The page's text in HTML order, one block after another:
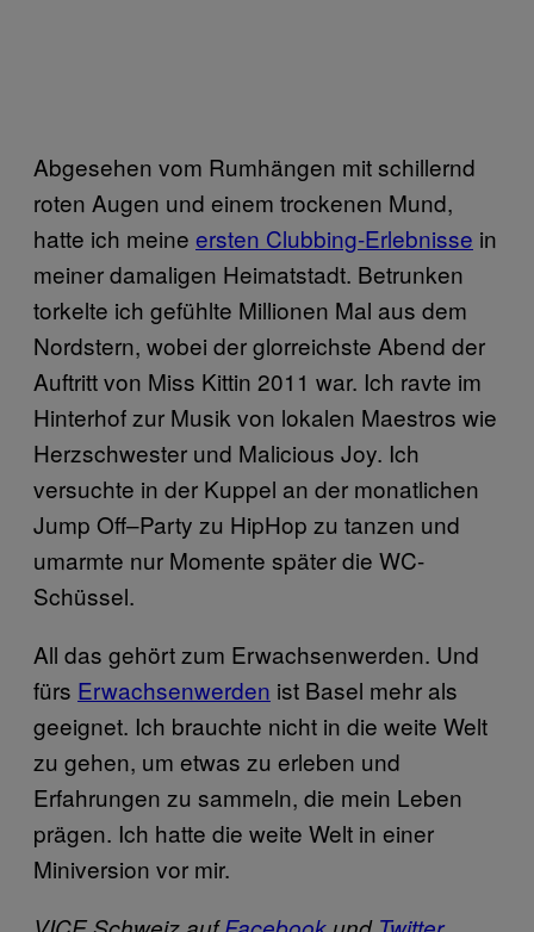
Abgesehen vom Rumhängen mit schillernd
roten Augen und einem trockenen Mund,
hatte ich meine ersten Clubbing-Erlebnisse in
meiner damaligen Heimatstadt. Betrunken
torkelte ich gefühlte Millionen Mal aus dem
Nordstern, wobei der glorreichste Abend der
Auftritt von Miss Kittin 2011 war. Ich ravte im
Hinterhof zur Musik von lokalen Maestros wie
Herzschwester und Malicious Joy. Ich
versuchte in der Kuppel an der monatlichen
Jump Off–Party zu HipHop zu tanzen und
umarmte nur Momente später die WC-
Schüssel.
All das gehört zum Erwachsenwerden. Und
fürs Erwachsenwerden ist Basel mehr als
geeignet. Ich brauchte nicht in die weite Welt
zu gehen, um etwas zu erleben und
Erfahrungen zu sammeln, die mein Leben
prägen. Ich hatte die weite Welt in einer
Miniversion vor mir.